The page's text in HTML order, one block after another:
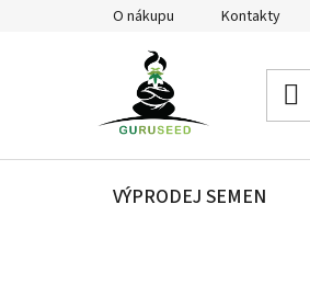
O nákupu Kontakty
VÝPRODEJ SEMEN